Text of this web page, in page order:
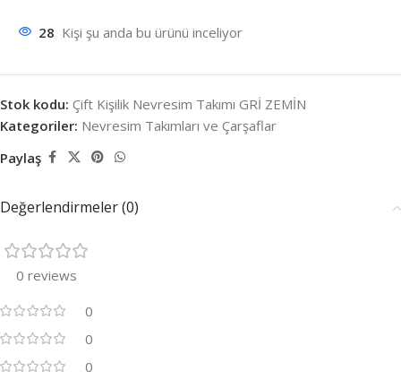
28 Kişi şu anda bu ürünü inceliyor
Stok kodu: Çift Kişilik Nevresim Takımı GRİ ZEMİN
Kategoriler: Nevresim Takımları ve Çarşaflar
Paylaş
Değerlendirmeler (0)
0 reviews
0
0
0